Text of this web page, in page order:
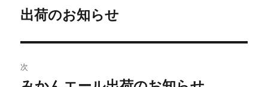
稿
ビ
過
の
投
稿:
出荷のお知らせ
次